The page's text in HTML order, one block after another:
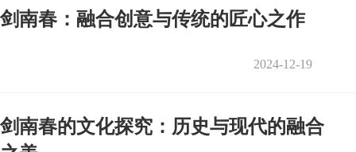
剑南春：融合创意与传统的匠心之作
2024-12-19
剑南春的文化探究：历史与现代的融合